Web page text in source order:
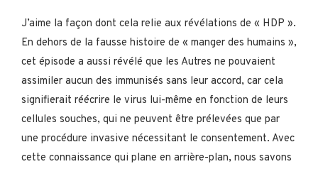
J’aime la façon dont cela relie aux révélations de « HDP ».
En dehors de la fausse histoire de « manger des humains »,
cet épisode a aussi révélé que les Autres ne pouvaient
assimiler aucun des immunisés sans leur accord, car cela
signifierait réécrire le virus lui-même en fonction de leurs
cellules souches, qui ne peuvent être prélevées que par
une procédure invasive nécessitant le consentement. Avec
cette connaissance qui plane en arrière-plan, nous savons